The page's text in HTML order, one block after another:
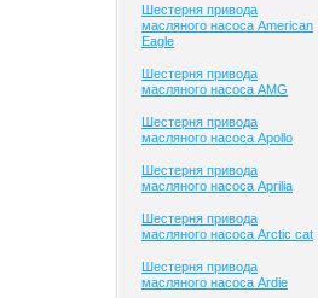
Шестерня привода
масляного насоса American
Eagle
Шестерня привода
масляного насоса AMG
Шестерня привода
масляного насоса Apollo
Шестерня привода
масляного насоса Aprilia
Шестерня привода
масляного насоса Arctic cat
Шестерня привода
масляного насоса Ardie